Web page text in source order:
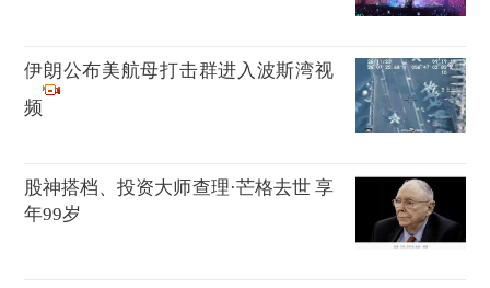
伊朗公布美航母打击群进入波斯湾视
频
股神搭档、投资大师查理·芒格去世 享
年99岁